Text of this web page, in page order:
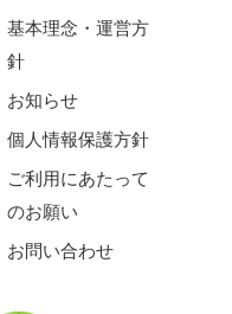
基本理念・運営方
針
お知らせ
個人情報保護方針
ご利用にあたって
のお願い
お問い合わせ